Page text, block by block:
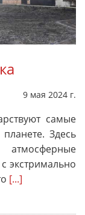
9 мая 2024 г.
самые
Здесь
экстримально
[...]